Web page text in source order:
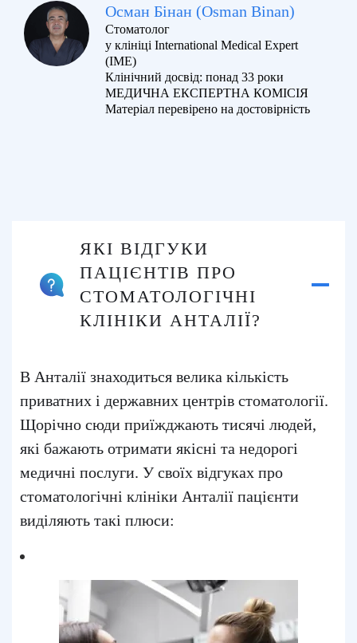
Осман Бінан (Osman Binan)
Стоматолог
у клініці International Medical Expert
(IME)
Клінічний досвід: понад 33 роки
МЕДИЧНА ЕКСПЕРТНА КОМІСІЯ
Матеріал перевірено на достовірність
ЯКІ ВІДГУКИ
ПАЦІЄНТІВ ПРО
СТОМАТОЛОГІЧНІ
КЛІНІКИ АНТАЛІЇ?
В Анталії знаходиться велика кількість
приватних і державних центрів стоматології.
Щорічно сюди приїжджають тисячі людей,
які бажають отримати якісні та недорогі
медичні послуги. У своїх відгуках про
стоматологічні клініки Анталії пацієнти
виділяють такі плюси: